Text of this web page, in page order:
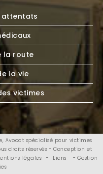
attentats
la route
la vie
victimes
Avocat spécialisé pour victimes
droits réservés - Conception et
légales - Liens
- Gestion